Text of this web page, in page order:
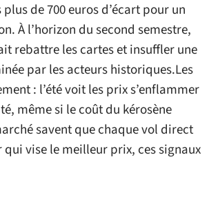
de 700 euros d’écart pour un
À l’horizon du second semestre,
rebattre les cartes et insuffler une
par les acteurs historiques.Les
: l’été voit les prix s’enflammer
même si le coût du kérosène
savent que chaque vol direct
vise le meilleur prix, ces signaux